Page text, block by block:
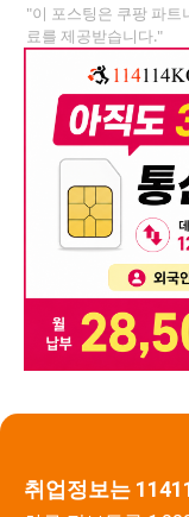
취업정보는
"이 포스팅은 쿠팡 파트
료를 제공받습니다."